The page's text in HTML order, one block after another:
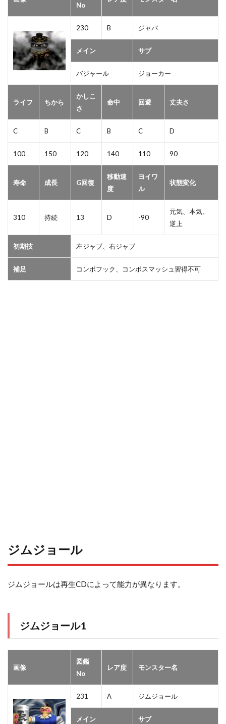
No
230 B ジャバ
メイン サブ
バジャール ジョーカー
ライフ ちから
かしこ
さ
命中 回避 丈夫さ
C B C B C D
100 150 120 140 110 90
寿命 成長 G回復
移動速
度
ヨイワ
ル
状態変化
310 持続 13 D -90
元気、本気、
逆上
初期技 左ジャブ、右ジャブ
補足 コンボフック、コンボスマッシュ習得不可
ジムジョール
ジムジョールは再生CDによって能力が異なります。
ジムジョール1
画像
図鑑
No
レア度 モンスター名
231 A ジムジョール
メイン サブ